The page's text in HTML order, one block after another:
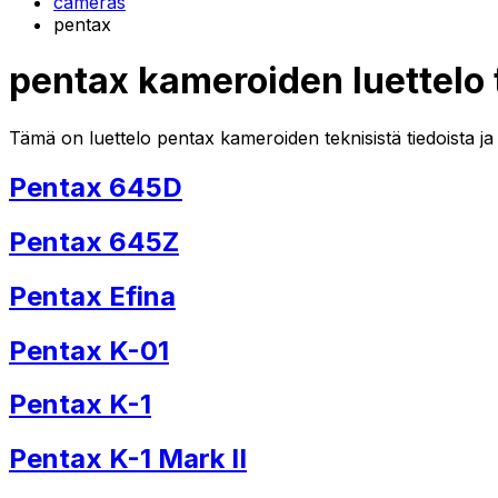
pentax
pentax kameroiden
Tämä on luettelo pentax kameroiden teknisistä tiedoista
Pentax 645D
Pentax 645Z
Pentax Efina
Pentax K-01
Pentax K-1
Pentax K-1 Mark II